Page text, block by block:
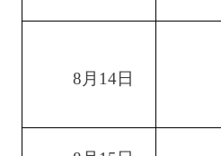
8月14日